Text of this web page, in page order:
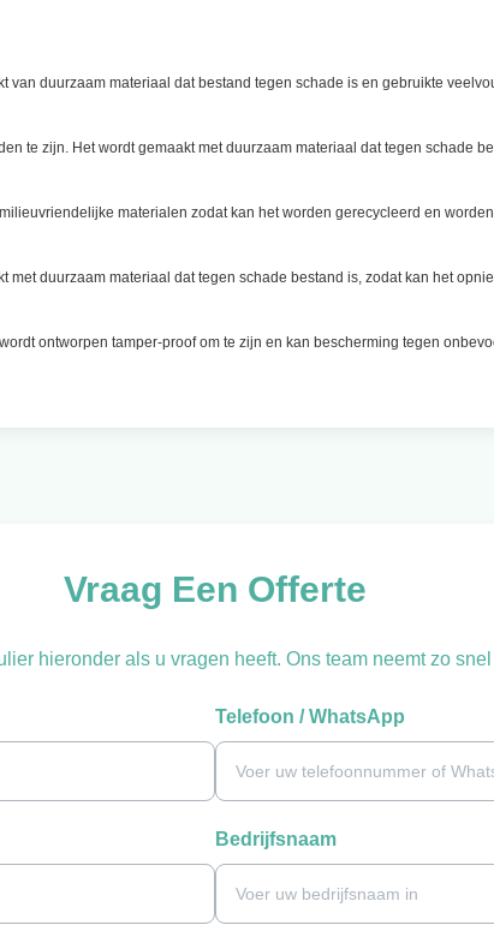
duurzaam materiaal dat bestand tegen schade is en gebruikte
te zijn. Het wordt gemaakt met duurzaam materiaal dat tegen schade
materialen zodat kan het worden gerecycleerd en
duurzaam materiaal dat tegen schade bestand is, zodat kan het
ontworpen tamper-proof om te zijn en kan bescherming tegen
Vraag Een Offerte
hieronder als u vragen heeft. Ons team neemt zo
Telefoon / WhatsApp
Bedrijfsnaam